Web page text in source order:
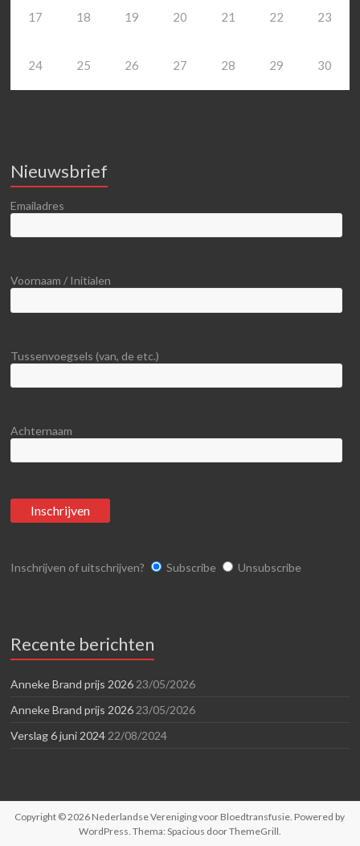
17 18 19 20 21 22 23
24 25 26 27 28 29 30
Nieuwsbrief
Emailadres
Voornaam / Initialen
Tussenvoegsels (van, de etc.)
Achternaam
Inschrijven of uitschrijven? Subscribe Unsubscribe
Recente berichten
Anneke Brand prijs 2026 23/05/2026
Anneke Brand prijs 2026 23/05/2026
Verslag 6 juni 2024 22/08/2024
Copyright © 2026 Nederlandse Vereniging voor Bloedtransfusie. Powered by
WordPress. Thema: Spacious doorThemeGrill.